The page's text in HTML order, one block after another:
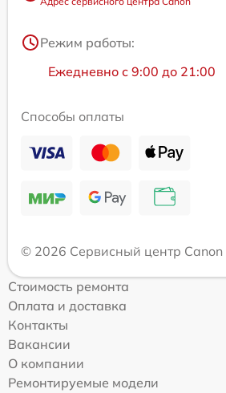
Режим работы:
Ежедневно с 9:00 до 21:00
Способы оплаты
© 2026 Сервисный центр Canon
Стоимость ремонта
Оплата и доставка
Контакты
Вакансии
О компании
Ремонтируемые модели